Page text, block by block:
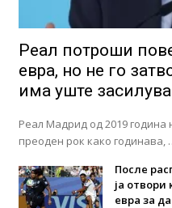
Реал потроши
евра, но не го
има уште
Реал Мадрид од 2019
преоден рок како годинава,
После
ја отвори
евра за